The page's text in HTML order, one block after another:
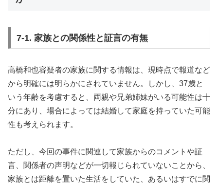
7-1. 家族との関係性と証言の有無
高橋和也容疑者の家族に関する情報は、現時点で報道など
から明確には明らかにされていません。しかし、37歳と
いう年齢を考慮すると、両親や兄弟姉妹がいる可能性は十
分にあり、場合によっては結婚して家庭を持っていた可能
性も考えられます。
ただし、今回の事件に関連して家族からのコメントや証
言、関係者の声明などが一切報じられていないことから、
家族とは距離を置いた生活をしていた、あるいはすでに関